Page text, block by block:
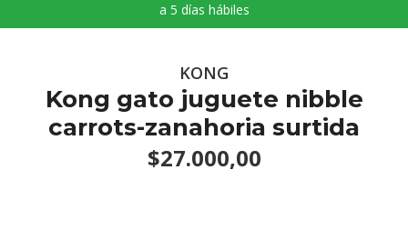
a 5 días hábiles
KONG
Kong gato juguete nibble
carrots-zanahoria surtida
$27.000,00